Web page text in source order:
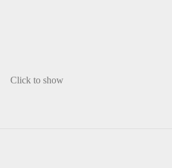
Click to show